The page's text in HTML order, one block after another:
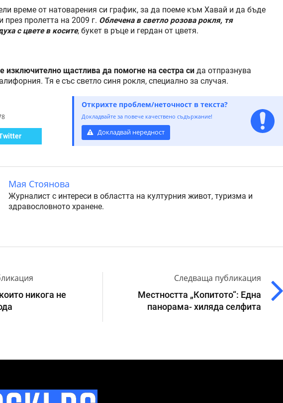
време от натоварения си график, за да поеме към Хавай и да бъде
през пролетта на 2009 г. Облечена в светло розова рокля, тя
с цвете в косите, букет в ръце и гердан от цветя.
изключително щастлива да помогне на сестра си да отпразнува
Тя е със светло синя рокля, специално за случая.
Открихте проблем/неточност в текста?
Докладвайте за повече качествено съдържание!
Докладвай нередност
Мая Стоянова
Журналист с интереси в областта на културния живот, туризма и
здравословното хранене.
никога не
Следваща публикация
Местността „Копитото“: Една
панорама- хиляда селфита